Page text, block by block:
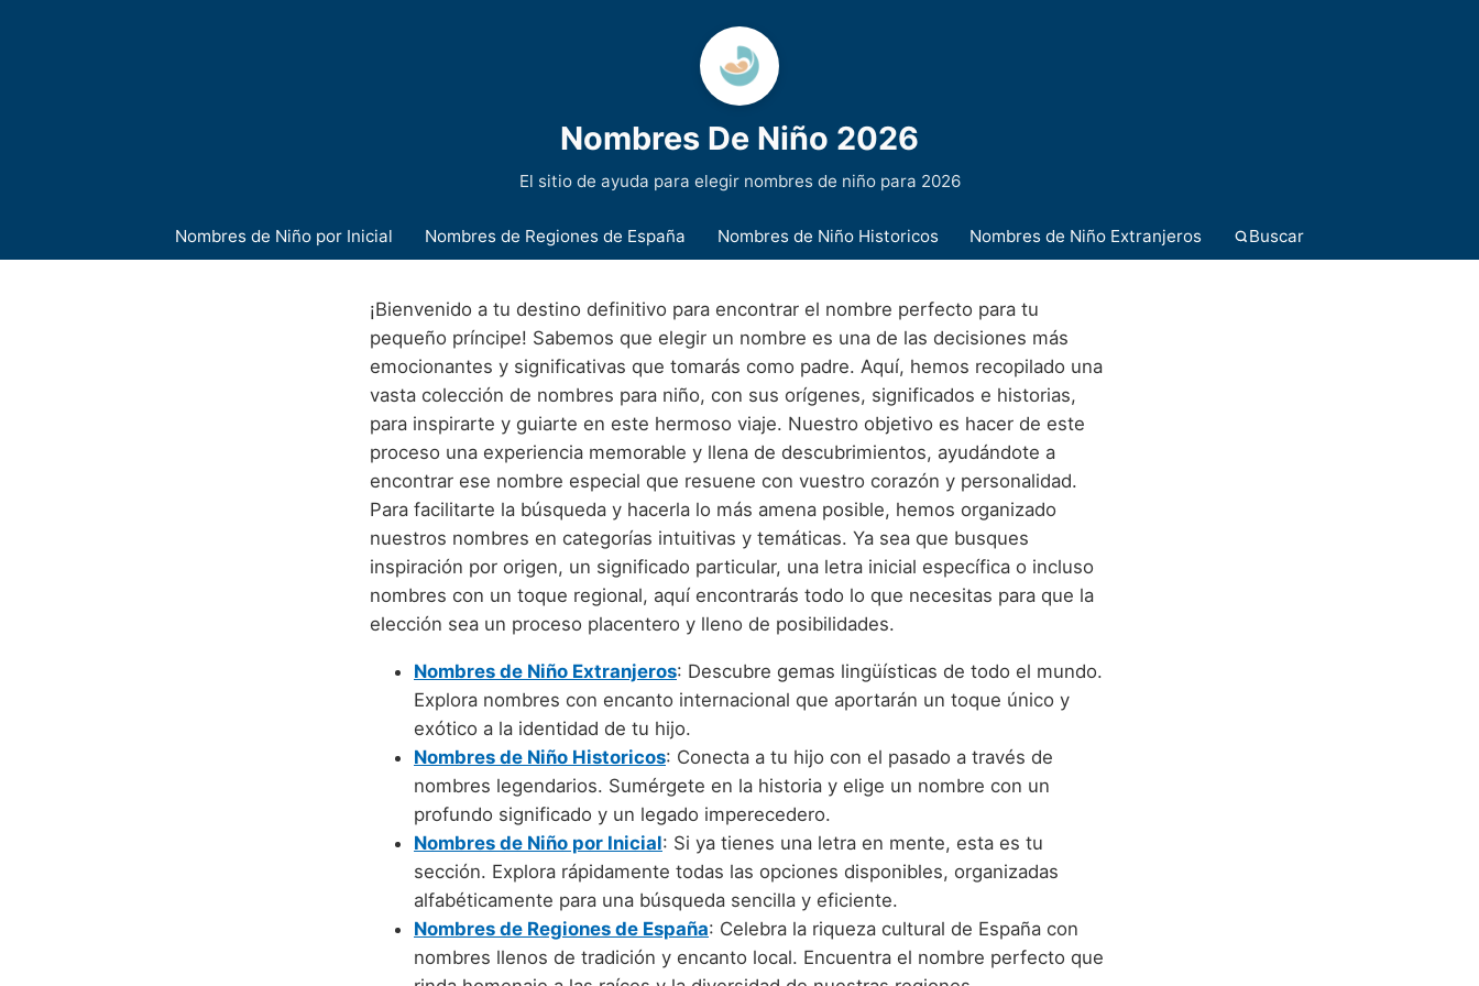
Nombres De Niño 2026
El sitio de ayuda para elegir nombres de niño para 2026
Nombres de Niño por Inicial Nombres de Regiones de España Nombres de Niño Historicos Nombres de Niño Extranjeros Buscar
¡Bienvenido a tu destino definitivo para encontrar el nombre perfecto para tu
pequeño príncipe! Sabemos que elegir un nombre es una de las decisiones más
emocionantes y significativas que tomarás como padre. Aquí, hemos recopilado una
vasta colección de nombres para niño, con sus orígenes, significados e historias,
para inspirarte y guiarte en este hermoso viaje. Nuestro objetivo es hacer de este
proceso una experiencia memorable y llena de descubrimientos, ayudándote a
encontrar ese nombre especial que resuene con vuestro corazón y personalidad.
Para facilitarte la búsqueda y hacerla lo más amena posible, hemos organizado
nuestros nombres en categorías intuitivas y temáticas. Ya sea que busques
inspiración por origen, un significado particular, una letra inicial específica o incluso
nombres con un toque regional, aquí encontrarás todo lo que necesitas para que la
elección sea un proceso placentero y lleno de posibilidades.
Nombres de Niño Extranjeros: Descubre gemas lingüísticas de todo el mundo.
Explora nombres con encanto internacional que aportarán un toque único y
exótico a la identidad de tu hijo.
Nombres de Niño Historicos: Conecta a tu hijo con el pasado a través de
nombres legendarios. Sumérgete en la historia y elige un nombre con un
profundo significado y un legado imperecedero.
Nombres de Niño por Inicial: Si ya tienes una letra en mente, esta es tu
sección. Explora rápidamente todas las opciones disponibles, organizadas
alfabéticamente para una búsqueda sencilla y eficiente.
Nombres de Regiones de España: Celebra la riqueza cultural de España con
nombres llenos de tradición y encanto local. Encuentra el nombre perfecto que